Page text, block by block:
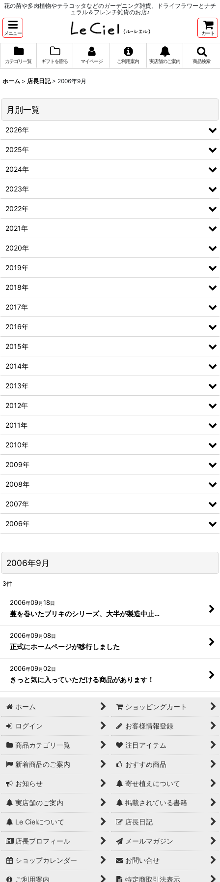
花の苗や多肉植物やテラコッタなどのガーデニング雑貨、ドライフラワーとナチ
ュラル＆フレンチ雑貨のお店♪
メニュー カート
カテゴリ一覧 ギフトを贈る マイページ ご利用案内 実店舗のご案内 商品検索
ホーム > 店長日記 > 2006年9月
2006年9月
3件
2006年09月18日
蔓を巻いたブリキのシリーズ、大半が製造中止…
2006年09月08日
正式にホームページが移行しました
2006年09月02日
きっと気に入っていただける商品があります！
月別一覧
2026年
2025年
2024年
2023年
2022年
2021年
2020年
2019年
2018年
2017年
2016年
2015年
2014年
2013年
2012年
2011年
2010年
2009年
2008年
2007年
2006年
ホーム ショッピングカート
ログイン お客様情報登録
商品カテゴリ一覧 注目アイテム
新着商品のご案内 おすすめ商品
お知らせ 寄せ植えについて
実店舗のご案内 掲載されている書籍
Le Cielについて 店長日記
店長プロフィール メールマガジン
ショップカレンダー お問い合せ
ご利用案内 特定商取引法表示